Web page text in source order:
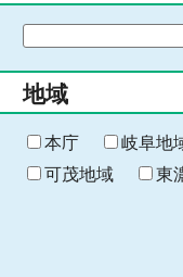
の
始
ま
り
地域
本庁 岐阜地
可茂地域
東